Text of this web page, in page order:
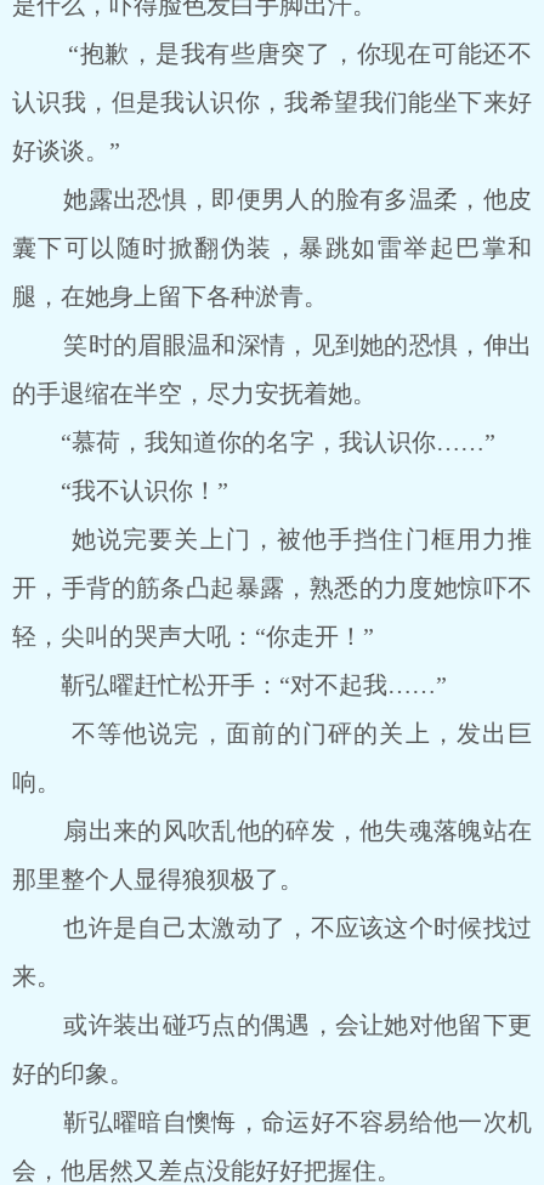
“抱歉，是我有些唐突了，你现在可能还不
认识我，但是我认识你，我希望我们能坐下来好
好谈谈。”
她露出恐惧，即便男人的脸有多温柔，他皮
囊下可以随时掀翻伪装，暴跳如雷举起巴掌和
腿，在她身上留下各种淤青。
笑时的眉眼温和深情，见到她的恐惧，伸出
的手退缩在半空，尽力安抚着她。
“慕荷，我知道你的名字，我认识你……”
“我不认识你！”
她说完要关上门，被他手挡住门框用力推
开，手背的筋条凸起暴露，熟悉的力度她惊吓不
轻，尖叫的哭声大吼：“你走开！”
靳弘曜赶忙松开手：“对不起我……”
不等他说完，面前的门砰的关上，发出巨
响。
扇出来的风吹乱他的碎发，他失魂落魄站在
那里整个人显得狼狈极了。
也许是自己太激动了，不应该这个时候找过
来。
或许装出碰巧点的偶遇，会让她对他留下更
好的印象。
靳弘曜暗自懊悔，命运好不容易给他一次机
会，他居然又差点没能好好把握住。